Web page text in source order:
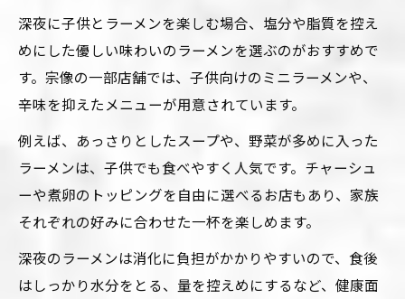
深夜に子供とラーメンを楽しむ場合、塩分や脂質を控え
めにした優しい味わいのラーメンを選ぶのがおすすめで
す。宗像の一部店舗では、子供向けのミニラーメンや、
辛味を抑えたメニューが用意されています。
例えば、あっさりとしたスープや、野菜が多めに入った
ラーメンは、子供でも食べやすく人気です。チャーシュ
ーや煮卵のトッピングを自由に選べるお店もあり、家族
それぞれの好みに合わせた一杯を楽しめます。
深夜のラーメンは消化に負担がかかりやすいので、食後
はしっかり水分をとる、量を控えめにするなど、健康面